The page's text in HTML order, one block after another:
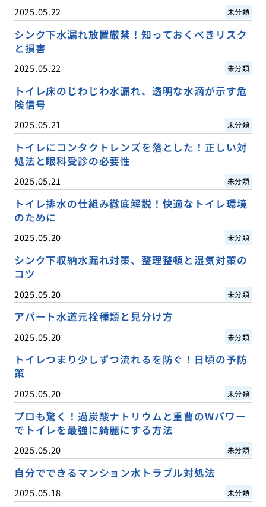
2025.05.22 未分類
シンク下水漏れ放置厳禁！知っておくべきリスク
と損害
2025.05.22 未分類
トイレ床のじわじわ水漏れ、透明な水滴が示す危
険信号
2025.05.21 未分類
トイレにコンタクトレンズを落とした！正しい対
処法と眼科受診の必要性
2025.05.21 未分類
トイレ排水の仕組み徹底解説！快適なトイレ環境
のために
2025.05.20 未分類
シンク下収納水漏れ対策、整理整頓と湿気対策の
コツ
2025.05.20 未分類
アパート水道元栓種類と見分け方
2025.05.20 未分類
トイレつまり少しずつ流れるを防ぐ！日頃の予防
策
2025.05.20 未分類
プロも驚く！過炭酸ナトリウムと重曹のWパワー
でトイレを最強に綺麗にする方法
2025.05.20 未分類
自分でできるマンション水トラブル対処法
2025.05.18 未分類